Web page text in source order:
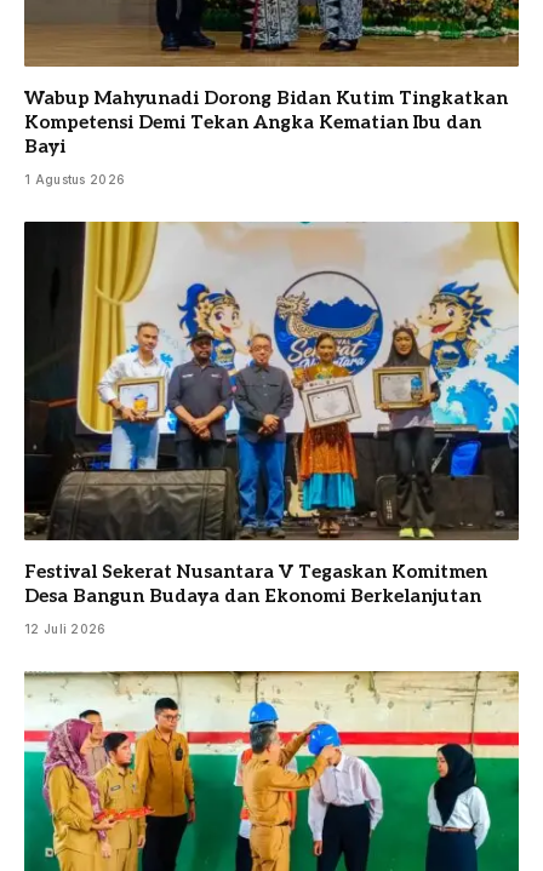
Wabup Mahyunadi Dorong Bidan Kutim Tingkatkan
Kompetensi Demi Tekan Angka Kematian Ibu dan
Bayi
1 Agustus 2026
Festival Sekerat Nusantara V Tegaskan Komitmen
Desa Bangun Budaya dan Ekonomi Berkelanjutan
12 Juli 2026